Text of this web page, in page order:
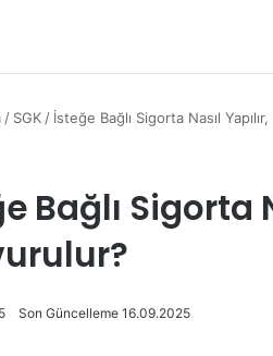
/ SGK / İsteğe Bağlı Sigorta Nasıl
Bağlı Sigorta
Son Güncelleme 16.09.2025